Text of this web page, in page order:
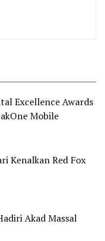
Excellence Awards
Mobile
Kenalkan Red Fox
Akad Massal